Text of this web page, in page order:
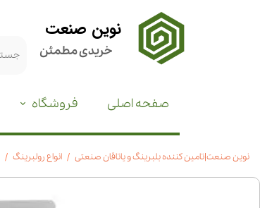
نوین صنعت
خریدی مطمئن
صفحه اصلی فروشگاه
نوین صنعت|تامین کننده بلبرینگ و یاتاقان صنعتی انواع رولبرینگ